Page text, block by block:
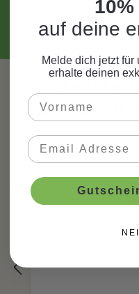
Lasse
Produktgalerie
perfekte
auf deine
Melde dich jetzt für
erhalte deinen